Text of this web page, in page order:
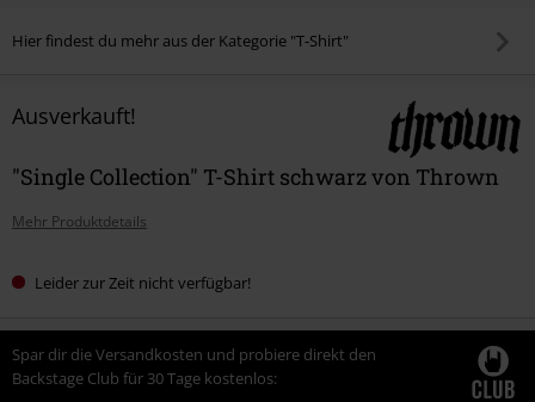
Hier findest du mehr aus der Kategorie "T-Shirt"
Ausverkauft!
"Single Collection" T-Shirt schwarz von Thrown
Mehr Produktdetails
Leider zur Zeit nicht verfügbar!
Spar dir die Versandkosten und probiere direkt den
Backstage Club für 30 Tage kostenlos: